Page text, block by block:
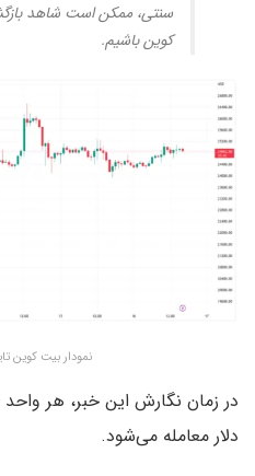
سنتی، ممکن است شاهد
کوین باشیم.
نمودار بیت کوین تایم
دلار معامله می‌شود.